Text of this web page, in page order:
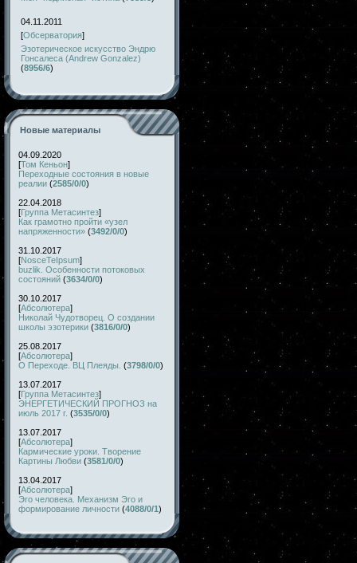
04.11.2011
[Обсерватория]
Эзотерическое искусство Эндрю
Гонсалеса (Andrew Gonzalez)
(8956/6)
Новые материалы
04.09.2020
[Том Кеньон]
Переходные состояния в новые
реалии (2585/0/0)
22.04.2018
[Группа Метасинтез]
Как грамотно пройти «узел
напряженности» (3492/0/0)
31.10.2017
[NosceTeIpsum]
buzlik. Особенности потоковых
состояний (3634/0/0)
30.10.2017
[Абсолютера]
Николай Чудотворец. О создании
школы эзотерики (3816/0/0)
25.08.2017
[Абсолютера]
О Переходе. ВЦ Плеяды. (3798/0/0)
13.07.2017
[Группа Метасинтез]
ЭНЕРГЕТИЧЕСКИЙ ПРОГНОЗ на
июль 2017 г. (3535/0/0)
13.07.2017
[Абсолютера]
Кармические уроки. Творение
Картины Любви (3581/0/0)
13.04.2017
[Абсолютера]
Эго человека. Механизм Эго и
формирование личности (4088/0/1)